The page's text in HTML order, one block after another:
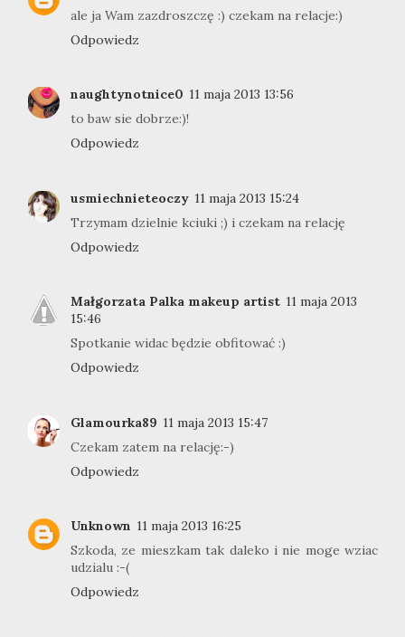
ale ja Wam zazdroszczę :) czekam na relacje:)
Odpowiedz
naughtynotnice0 11 maja 2013 13:56
to baw sie dobrze:)!
Odpowiedz
usmiechnieteoczy 11 maja 2013 15:24
Trzymam dzielnie kciuki ;) i czekam na relację
Odpowiedz
Małgorzata Palka makeup artist 11 maja 2013
15:46
Spotkanie widac będzie obfitować :)
Odpowiedz
Glamourka89 11 maja 2013 15:47
Czekam zatem na relację:-)
Odpowiedz
Unknown 11 maja 2013 16:25
Szkoda, ze mieszkam tak daleko i nie moge wziac
udzialu :-(
Odpowiedz